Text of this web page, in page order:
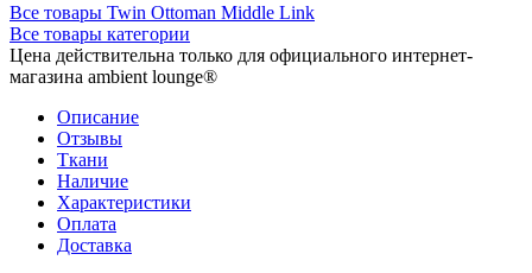
Все товары Twin Ottoman Middle Link
Все товары категории
Цена действительна только для официального интернет-
магазина ambient lounge®
Описание
Отзывы
Ткани
Наличие
Характеристики
Оплата
Доставка